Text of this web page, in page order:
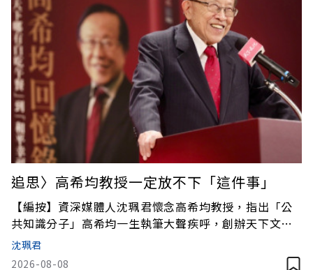
追思〉高希均教授一定放不下「這件事」
【編按】資深媒體人沈珮君懷念高希均教授，指出「公
共知識分子」高希均一生執筆大聲疾呼，創辦天下文化
與《遠見》，半世紀來出版無數好書、傳播進步觀念。
高希均始終懷抱使命感，勇於直言政策盲點，並深切關
沈珮君
2026-08-08